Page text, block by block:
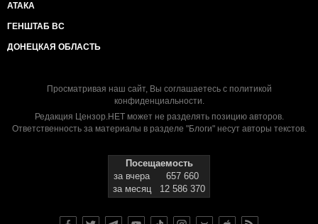
АТАКА
ГЕНШТАБ ВС
ДОНЕЦКАЯ ОБЛАСТЬ
Просматривая наш сайт, Вы соглашаетесь с политикой
конфиденциальности.
Редакция Цензор.НЕТ может не разделять позицию авторов.
Ответственность за материалы в разделе "Блоги" несут авторы текстов.
Посещаемость
за вчера
657 660
за месяц
12 586 370